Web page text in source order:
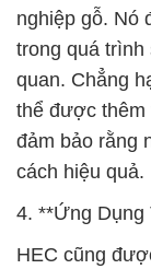
nghiệp gỗ. Nó
trong quá trình
quan. Chẳng
thể được thêm
đảm bảo rằng
cách hiệu quả.
4. **Ứng Dụng
HEC cũng